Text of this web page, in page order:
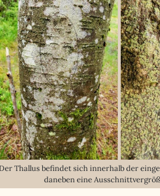
Thallus befindet sich innerhalb der
daneben eine